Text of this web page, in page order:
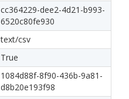
cc364229-dee2-4d21-b993-
6520c80fe930
text/csv
True
1084d88f-8f90-436b-9a81-
d8b20e193f98